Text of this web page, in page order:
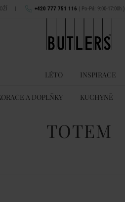
| +420 777 751 116 ( Po-Pá: 9:00-17:00h )
LÉTO INSPIRACE
A DOPLŇKY KUCHYNĚ
TOTEM